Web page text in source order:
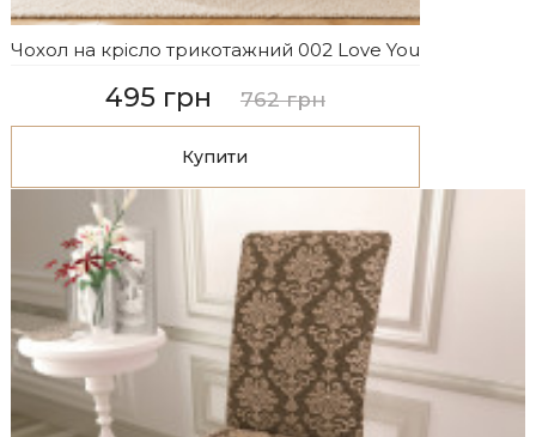
Чохол на крісло трикотажний 002 Love You
495 грн 762 грн
Купити